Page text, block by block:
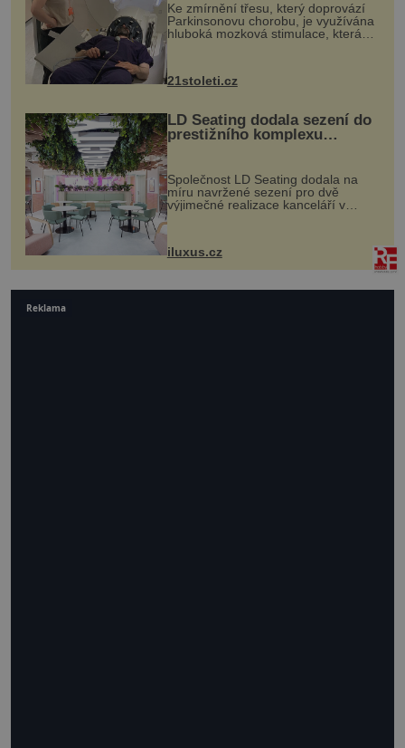
Ke zmírnění třesu, který doprovází
Parkinsonovu chorobu, je využívána
hluboká mozková stimulace, která
však vyžaduje vysoce invazivní
zákrok. Ultrazvuk zase není vhodný
k dostatečně přesnému zacílení ...
21stoleti.cz
LD Seating dodala sezení do
prestižního komplexu
MediaCityUK v Salfordu
Společnost LD Seating dodala na
míru navržené sezení pro dvě
výjimečné realizace kanceláří v
areálu MediaCityUK v anglickém
budov Media...
iluxus.cz
Reklama